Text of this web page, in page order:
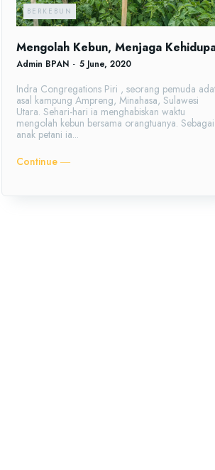
BERKEBUN
Mengolah Kebun, Menjaga
Admin BPAN - 5 June, 2020
Indra Congregations Piri , seorang pemuda
asal kampung Ampreng, Minahasa, Sulawesi
Utara. Sehari-hari ia menghabiskan waktu
mengolah kebun bersama orangtuanya. Sebagai
anak petani ia...
Continue ―